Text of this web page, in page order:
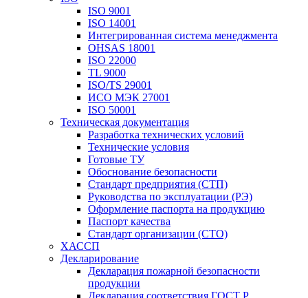
ISO 9001
ISO 14001
Интегрированная система менеджмента
OHSAS 18001
ISO 22000
TL 9000
ISO/TS 29001
ИСО МЭК 27001
ISO 50001
Техническая документация
Разработка технических условий
Технические условия
Готовые ТУ
Обоснование безопасности
Стандарт предприятия (СТП)
Руководства по эксплуатации (РЭ)
Оформление паспорта на продукцию
Паспорт качества
Стандарт организации (СТО)
ХАССП
Декларирование
Декларация пожарной безопасности
продукции
Декларация соответствия ГОСТ Р